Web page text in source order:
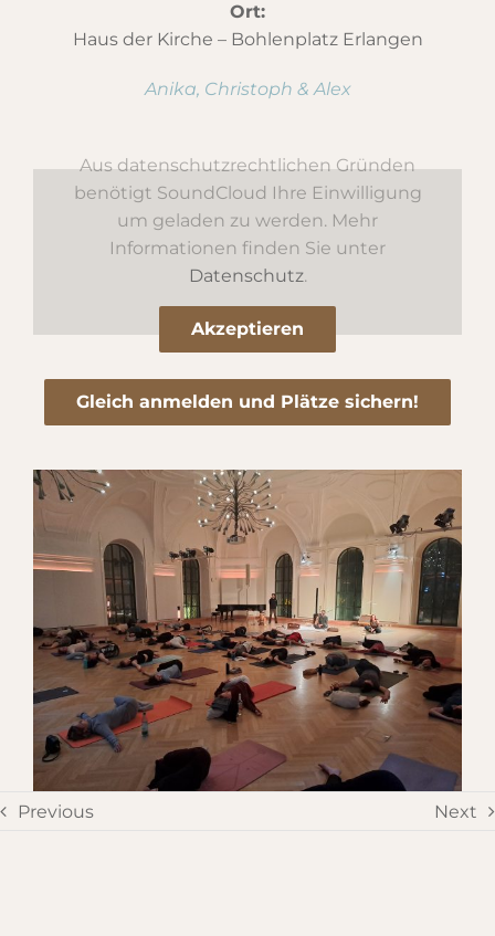
Ort:
Haus der Kirche – Bohlenplatz Erlangen
Anika, Christoph & Alex
Aus datenschutzrechtlichen Gründen
benötigt SoundCloud Ihre Einwilligung
um geladen zu werden. Mehr
Informationen finden Sie unter
Datenschutz.
Akzeptieren
Gleich anmelden und Plätze sichern!
Previous Next